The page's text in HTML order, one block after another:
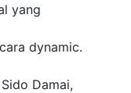
yang
dynamic.
Damai,